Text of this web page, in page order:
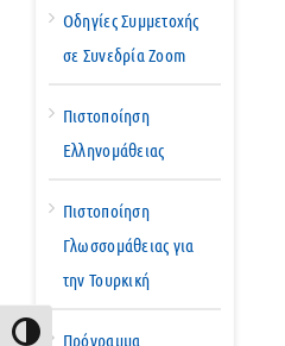
Εναλλαγή Υψηλής Αντίθεσης
Οδηγίες Συμμετοχής
σε Συνεδρία Zoom
Πιστοποίηση
Ελληνομάθειας
Πιστοποίηση
Γλωσσομάθειας για
την Τουρκική
Πρόγραμμα